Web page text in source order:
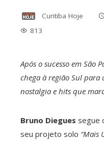
Curitiba Hoje
813
Após o sucesso em São
chega à região Sul para
nostalgia e hits que
Bruno Diegues segue
seu projeto solo “Mais